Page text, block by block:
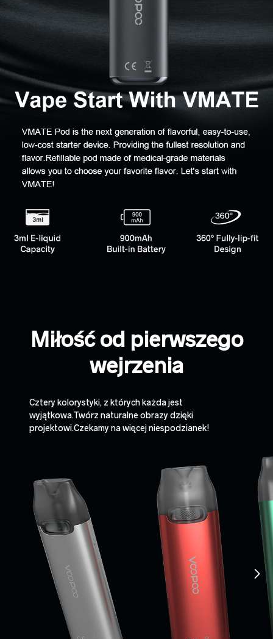
Miłość od pierwszego
wejrzenia
Cztery kolorystyki, z których każda jest
wyjątkowa.Twórz naturalne obrazy dzięki
projektowi.Czekamy na więcej niespodzianek!